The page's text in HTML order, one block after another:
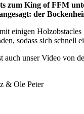
zum King of FFM
der
einigen
sodass sich
unser Video von
& Ole Peter